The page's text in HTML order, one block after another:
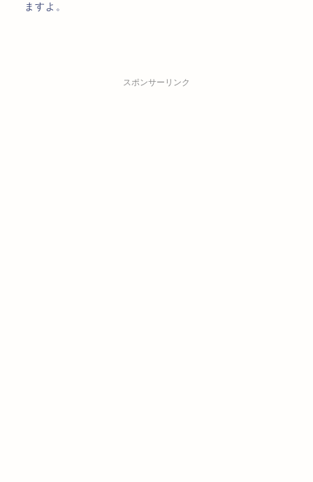
ますよ。
スポンサーリンク